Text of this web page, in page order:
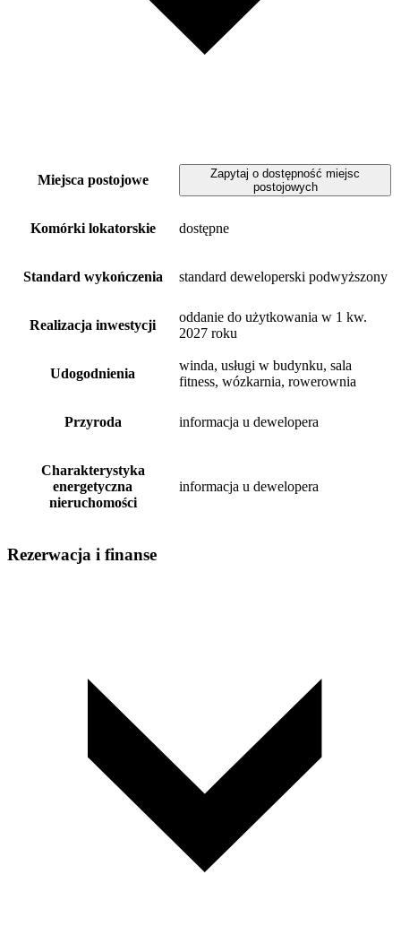
Miejsca postojowe
Zapytaj o dostępność miejsc
postojowych
Komórki lokatorskie dostępne
Standard wykończenia standard deweloperski podwyższony
Realizacja inwestycji
oddanie do użytkowania w 1 kw.
2027 roku
Udogodnienia
winda, usługi w budynku, sala
fitness, wózkarnia, rowerownia
Przyroda informacja u dewelopera
Charakterystyka
energetyczna
nieruchomości
informacja u dewelopera
Rezerwacja i finanse